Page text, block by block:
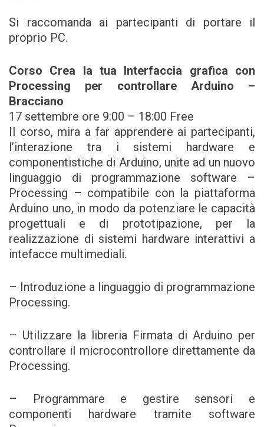
Si raccomanda ai partecipanti di portare il
proprio PC.
Corso Crea la tua Interfaccia grafica con
Processing per controllare Arduino –
Bracciano
17 settembre ore 9:00 – 18:00 Free
Il corso, mira a far apprendere ai partecipanti,
l’interazione tra i sistemi hardware e
componentistiche di Arduino, unite ad un nuovo
linguaggio di programmazione software –
Processing – compatibile con la piattaforma
Arduino uno, in modo da potenziare le capacità
progettuali e di prototipazione, per la
realizzazione di sistemi hardware interattivi a
intefacce multimediali.
– Introduzione a linguaggio di programmazione
Processing.
– Utilizzare la libreria Firmata di Arduino per
controllare il microcontrollore direttamente da
Processing.
– Programmare e gestire sensori e
componenti hardware tramite software